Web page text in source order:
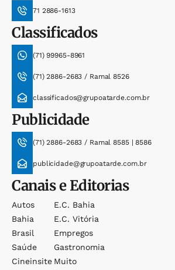
71 2886-1613
Classificados
(71) 99965-8961
(71) 2886-2683 / Ramal 8526
classificados@grupoatarde.com.br
Publicidade
(71) 2886-2683 / Ramal 8585 | 8586
publicidade@grupoatarde.com.br
Canais e Editorias
Autos
Bahia
Brasil
Saúde
Cineinsite
E.c. Bahia
E.c. Vitória
Empregos
Gastronomia
Muito